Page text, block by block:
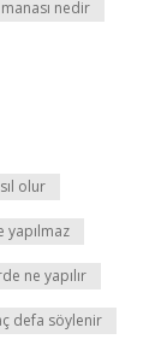
nedir
olur
yapılmaz
ne yapılır
defa söylenir